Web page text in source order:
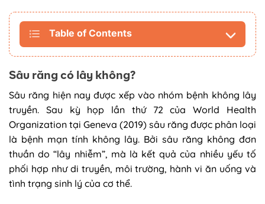
Table of Contents
Sâu răng có lây không?
Sâu răng hiện nay được xếp vào nhóm bệnh không lây
truyền. Sau kỳ họp lần thứ 72 của World Health
Organization tại Geneva (2019) sâu răng được phân loại
là bệnh mạn tính không lây. Bởi sâu răng không đơn
thuần do “lây nhiễm”, mà là kết quả của nhiều yếu tố
phối hợp như di truyền, môi trường, hành vi ăn uống và
tình trạng sinh lý của cơ thể.